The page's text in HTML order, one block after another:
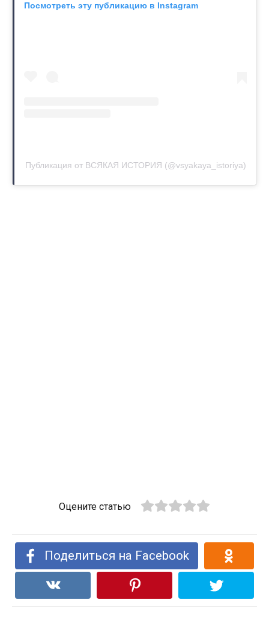
Посмотреть эту публикацию в Instagram
Публикация от ВСЯКАЯ ИСТОРИЯ (@vsyakaya_istoriya)
Оцените статью
Поделиться на Facebook